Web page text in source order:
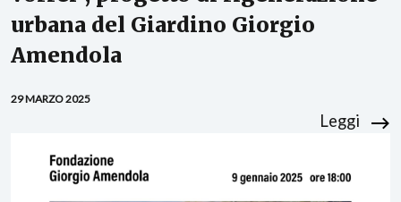
urbana del Giardino Giorgio
Amendola
29 MARZO 2025
Leggi